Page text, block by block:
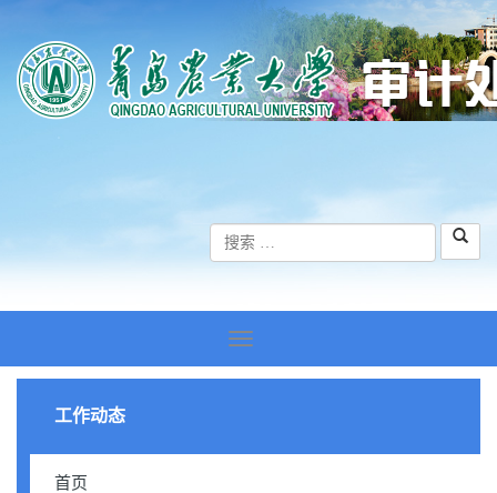
工作动态
首页